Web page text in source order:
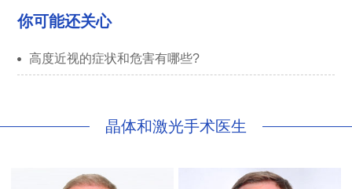
你可能还关心
高度近视的症状和危害有哪些?
晶体和激光手术医生